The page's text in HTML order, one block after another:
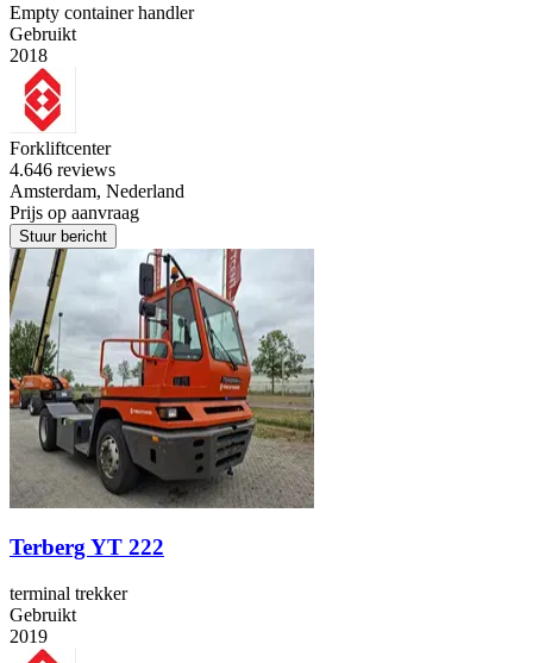
Empty container handler
Gebruikt
2018
Forkliftcenter
4.646 reviews
Amsterdam, Nederland
Prijs op aanvraag
Stuur bericht
Terberg YT 222
terminal trekker
Gebruikt
2019